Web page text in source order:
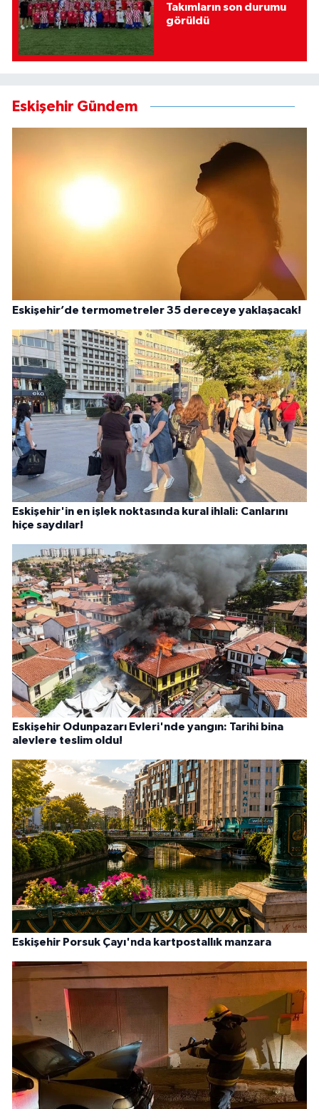
Takımların son durumu
görüldü
Eskişehir Gündem
Eskişehir’de termometreler 35 dereceye yaklaşacak!
Eskişehir'in en işlek noktasında kural ihlali: Canlarını
hiçe saydılar!
Eskişehir Odunpazarı Evleri'nde yangın: Tarihi bina
alevlere teslim oldu!
Eskişehir Porsuk Çayı'nda kartpostallık manzara